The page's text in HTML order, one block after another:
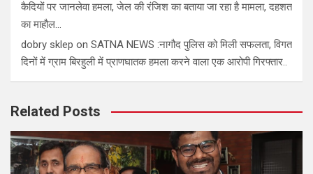
कैदियों पर जानलेवा हमला, जेल की रंजिश का बताया जा रहा है मामला, दहशत
का माहौल…
dobry sklep on SATNA NEWS :नागौद पुलिस को मिली सफलता, विगत
दिनों में ग्राम बिरहुली में प्राणघातक हमला करने वाला एक आरोपी गिरफ्तार..
Related Posts